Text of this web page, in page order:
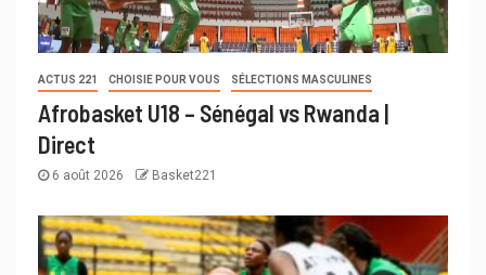
ACTUS 221 CHOISIE POUR VOUS SÉLECTIONS MASCULINES
Afrobasket U18 – Sénégal vs Rwanda |
Direct
6 août 2026 Basket221